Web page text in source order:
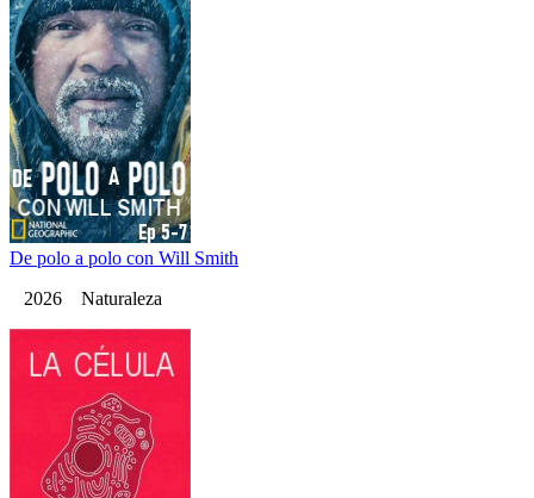
De polo a polo con Will Smith
2026 Naturaleza